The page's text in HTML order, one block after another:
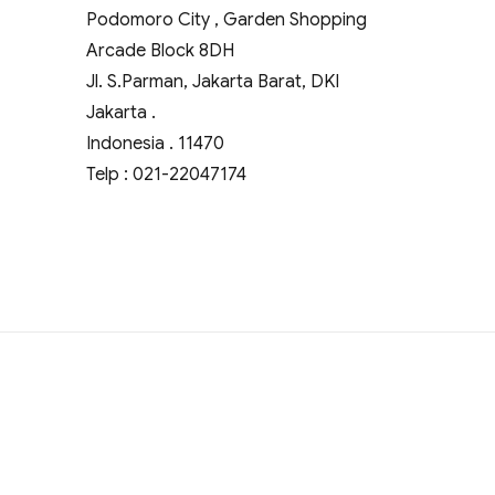
Podomoro City , Garden Shopping
Arcade Block 8DH
Jl. S.Parman, Jakarta Barat, DKI
Jakarta .
Indonesia . 11470
Telp : 021-22047174